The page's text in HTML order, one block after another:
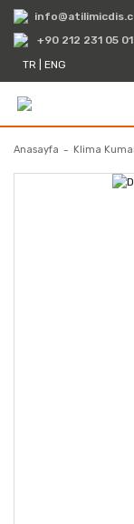
+90 212 231 05 01
TR
ENG
Anasayfa Klima